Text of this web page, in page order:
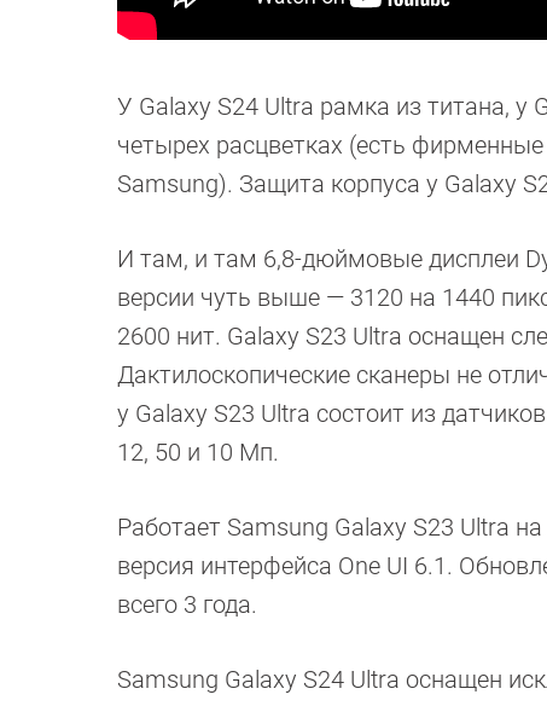
У Galaxy S24 Ultra рамка из титана,
четырех расцветках (есть
Samsung). Защита корпуса у Galaxy
И там, и там 6,8-дюймовые дисплеи
версии чуть выше — 3120 на 1440
2600 нит. Galaxy S23 Ultra оснащен
Дактилоскопические сканеры не
у Galaxy S23 Ultra состоит из
12, 50 и 10 Мп.
Работает Samsung Galaxy S23 Ultra
версия интерфейса One UI 6.1.
всего 3 года.
Samsung Galaxy S24 Ultra оснащен